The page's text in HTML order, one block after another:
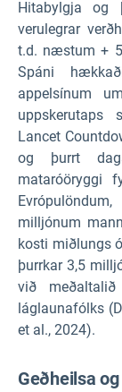
Hitabylgja og
verulegrar
t.d. næstum +
Spáni
appelsínum
uppskerutaps
Lancet
og þurrt
mataróöryggi
milljónum
kosti miðlungs
þurrkar 3,5
við
láglaunafólks
et al., 2024).
Geðheilsa